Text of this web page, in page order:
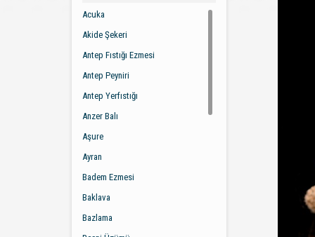
Acuka
Akide Şekeri
Antep Fıstığı Ezmesi
Antep Peyniri
Antep Yerfıstığı
Anzer Balı
Aşure
Ayran
Badem Ezmesi
Baklava
Bazlama